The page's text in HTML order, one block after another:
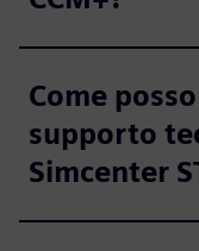
Come
supporto
Simcenter